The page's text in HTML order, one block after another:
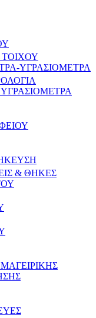
ΥΓΡΑΣΙΟΜΕΤΡΑ
& ΘΗΚΕΣ